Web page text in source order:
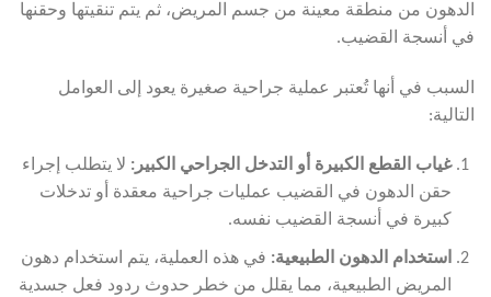
الدهون من منطقة معينة من جسم المريض، ثم يتم تنقيتها وحقنها
في أنسجة القضيب.
السبب في أنها تُعتبر عملية جراحية صغيرة يعود إلى العوامل
التالية:
غياب القطع الكبيرة أو التدخل الجراحي الكبير: لا يتطلب إجراء
حقن الدهون في القضيب عمليات جراحية معقدة أو تدخلات
كبيرة في أنسجة القضيب نفسه.
استخدام الدهون الطبيعية: في هذه العملية، يتم استخدام دهون
المريض الطبيعية، مما يقلل من خطر حدوث ردود فعل جسدية